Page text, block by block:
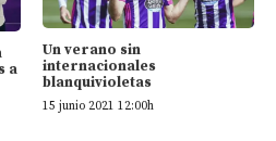
a
Un verano sin
internacionales
blanquivioletas
15 junio 2021 12:00h